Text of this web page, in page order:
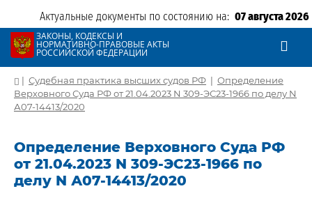
Актуальные документы по состоянию на: 07 августа 2026
ЗАКОНЫ, КОДЕКСЫ И
НОРМАТИВНО-ПРАВОВЫЕ АКТЫ
РОССИЙСКОЙ ФЕДЕРАЦИИ
| Судебная практика высших судов РФ | Определение
Верховного Суда РФ от 21.04.2023 N 309-ЭС23-1966 по делу N
А07-14413/2020
Определение Верховного Суда РФ
от 21.04.2023 N 309-ЭС23-1966 по
делу N А07-14413/2020